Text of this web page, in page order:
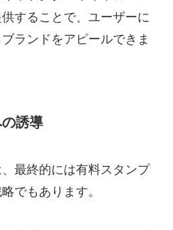
することで、ユーザーに
ランドをアピールできま
誘導
最終的には有料スタンプ
でもあります。